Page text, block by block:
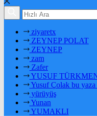
ziyaretx
ZEYNEP POLAT
ZEYNEP
zam
Zafer
YUSUF
Yusuf Çolak bu yaza
yürüyüş
Yunan
YUMAKLI